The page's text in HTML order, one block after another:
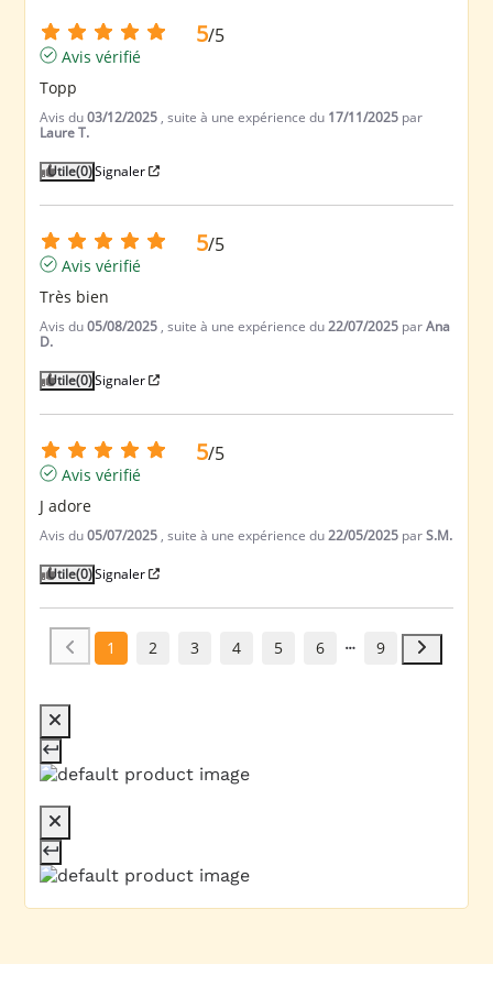
5/5
Avis vérifié
Topp
Avis du03/12/2025 , suite à une expérience du 17/11/2025 par
Laure T.
Utile(0)Signaler
5/5
Avis vérifié
Très bien
Avis du05/08/2025 , suite à une expérience du22/07/2025 parAna
D.
Utile(0)Signaler
5/5
Avis vérifié
J adore
Avis du05/07/2025 , suite à une expérience du22/05/2025 parS.M.
Utile(0)Signaler
1 2 3 4 5 6 9